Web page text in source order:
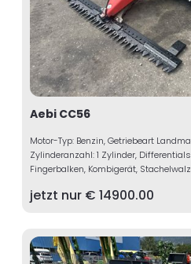
Aebi CC56
Motor-Typ: Benzin, Getriebeart
Zylinderanzahl: 1 Zylinder,
Fingerbalken, Kombigerät,
jetzt nur € 14900.00